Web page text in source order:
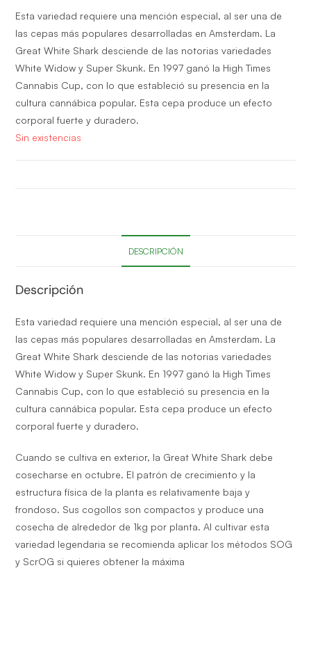
Esta variedad requiere una mención especial, al ser una de
las cepas más populares desarrolladas en Amsterdam. La
Great White Shark desciende de las notorias variedades
White Widow y Super Skunk. En 1997 ganó la High Times
Cannabis Cup, con lo que estableció su presencia en la
cultura cannábica popular. Esta cepa produce un efecto
corporal fuerte y duradero.
Sin existencias
DESCRIPCIÓN
Descripción
Esta variedad requiere una mención especial, al ser una de
las cepas más populares desarrolladas en Amsterdam. La
Great White Shark desciende de las notorias variedades
White Widow y Super Skunk. En 1997 ganó la High Times
Cannabis Cup, con lo que estableció su presencia en la
cultura cannábica popular. Esta cepa produce un efecto
corporal fuerte y duradero.
Cuando se cultiva en exterior, la Great White Shark debe
cosecharse en octubre. El patrón de crecimiento y la
estructura física de la planta es relativamente baja y
frondoso. Sus cogollos son compactos y produce una
cosecha de alrededor de 1kg por planta. Al cultivar esta
variedad legendaria se recomienda aplicar los métodos SOG
y ScrOG si quieres obtener la máxima